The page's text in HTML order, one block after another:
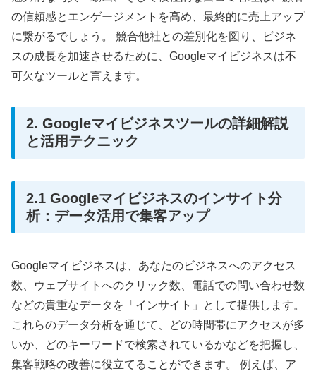
の信頼感とエンゲージメントを高め、最終的に売上アップ
に繋がるでしょう。 競合他社との差別化を図り、ビジネ
スの成長を加速させるために、Googleマイビジネスは不
可欠なツールと言えます。
2. Googleマイビジネスツールの詳細解説
と活用テクニック
2.1 Googleマイビジネスのインサイト分
析：データ活用で集客アップ
Googleマイビジネスは、あなたのビジネスへのアクセス
数、ウェブサイトへのクリック数、電話での問い合わせ数
などの貴重なデータを「インサイト」として提供します。
これらのデータ分析を通じて、どの時間帯にアクセスが多
いか、どのキーワードで検索されているかなどを把握し、
集客戦略の改善に役立てることができます。 例えば、ア